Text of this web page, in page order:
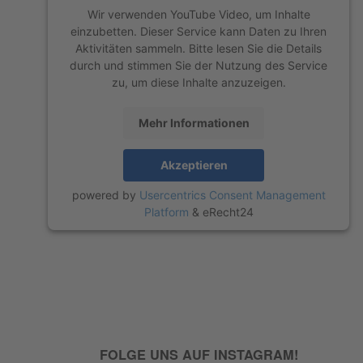
Wir verwenden YouTube Video, um Inhalte
einzubetten. Dieser Service kann Daten zu Ihren
Aktivitäten sammeln. Bitte lesen Sie die Details
durch und stimmen Sie der Nutzung des Service
zu, um diese Inhalte anzuzeigen.
Mehr Informationen
Akzeptieren
powered by Usercentrics Consent Management
Platform & eRecht24
FOLGE UNS AUF INSTAGRAM!